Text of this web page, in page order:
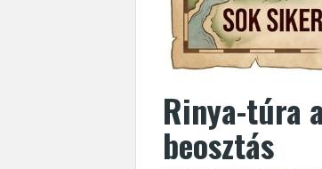
Rinya-túra
beosztás